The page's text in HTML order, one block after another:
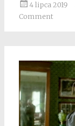
4 lipca 2019
Comment